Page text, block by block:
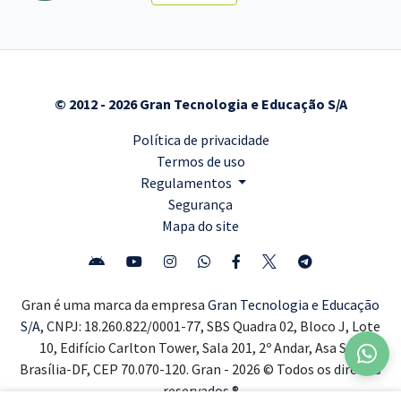
© 2012 - 2026 Gran Tecnologia e Educação S/A
Política de privacidade
Termos de uso
Regulamentos
Segurança
Mapa do site
Gran é uma marca da empresa Gran Tecnologia e Educação
S/A, CNPJ: 18.260.822/0001-77, SBS Quadra 02, Bloco J, Lote
10, Edifício Carlton Tower, Sala 201, 2º Andar, Asa Sul,
Brasília-DF, CEP 70.070-120. Gran - 2026 © Todos os direitos
reservados ®